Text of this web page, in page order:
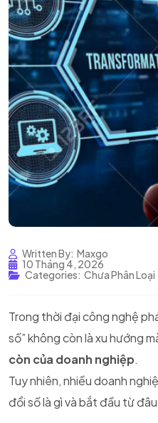
Written By: Maxgo
10 Tháng 4, 2026
Categories: Chưa Phân Loại
Trong thời đại công nghệ
số” không còn là xu hướng
còn của doanh nghiệp.
Tuy nhiên, nhiều doanh
đổi số là gì và bắt đầu từ